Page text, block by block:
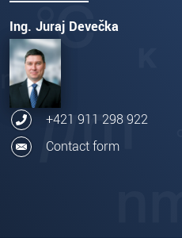
Ing. Juraj Devečka
+421 911 298 922
Contact form